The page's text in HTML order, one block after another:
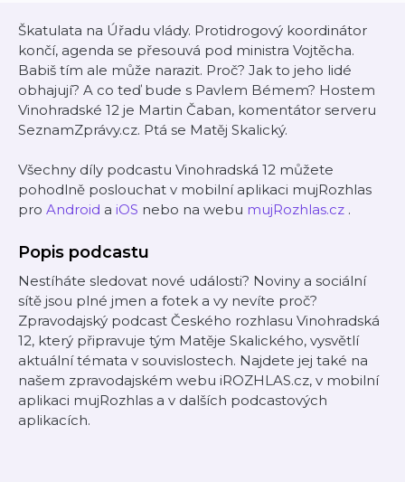
Škatulata na Úřadu vlády. Protidrogový koordinátor
končí, agenda se přesouvá pod ministra Vojtěcha.
Babiš tím ale může narazit. Proč? Jak to jeho lidé
obhajují? A co teď bude s Pavlem Bémem? Hostem
Vinohradské 12 je Martin Čaban, komentátor serveru
SeznamZprávy.cz. Ptá se Matěj Skalický.
Všechny díly podcastu Vinohradská 12 můžete
pohodlně poslouchat v mobilní aplikaci mujRozhlas
pro Android a iOS nebo na webu mujRozhlas.cz .
Popis podcastu
Nestíháte sledovat nové události? Noviny a sociální
sítě jsou plné jmen a fotek a vy nevíte proč?
Zpravodajský podcast Českého rozhlasu Vinohradská
12, který připravuje tým Matěje Skalického, vysvětlí
aktuální témata v souvislostech. Najdete jej také na
našem zpravodajském webu iROZHLAS.cz, v mobilní
aplikaci mujRozhlas a v dalších podcastových
aplikacích.